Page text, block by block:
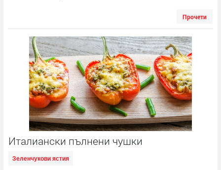
Прочети
Италиански пълнени чушки
Зеленчукови ястия